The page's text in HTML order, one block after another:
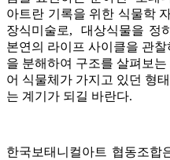
아트란 기록을 위한 식물학
장식미술로, 대상식물을 정
본연의 라이프 사이클을 관
을 분해하여 구조를 살펴보
어 식물체가 가지고 있던 형
는 계기가 되길 바란다.
한국보태니컬아트 협동조